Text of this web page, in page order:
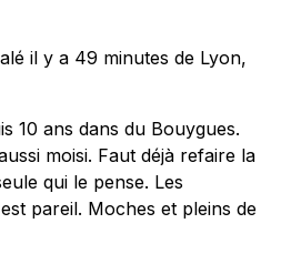
il y a 49 minutes de Lyon,
10 ans dans du Bouygues.
moisi. Faut déjà refaire la
qui le pense. Les
pareil. Moches et pleins de